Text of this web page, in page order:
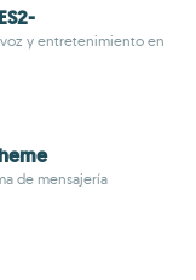
y entretenimiento en
de mensajería